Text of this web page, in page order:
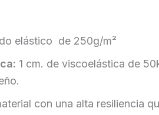
elástico de 250g/m²
1 cm. de viscoelástica de
con una alta resiliencia